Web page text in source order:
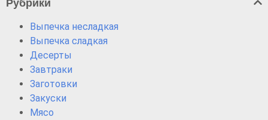
Рубрики
Выпечка несладкая
Выпечка сладкая
Десерты
Завтраки
Заготовки
Закуски
Мясо